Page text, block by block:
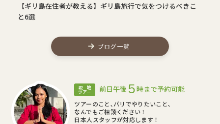
【ギリ島在住者が教える】ギリ島旅行で気をつけるべきこ
と6選
ブログ一覧
現 地
ツアー 前日午後 5時まで予約可能
ツアーのこと､バリでやりたいこと､
なんでもご相談ください！
日本人スタッフが対応します！